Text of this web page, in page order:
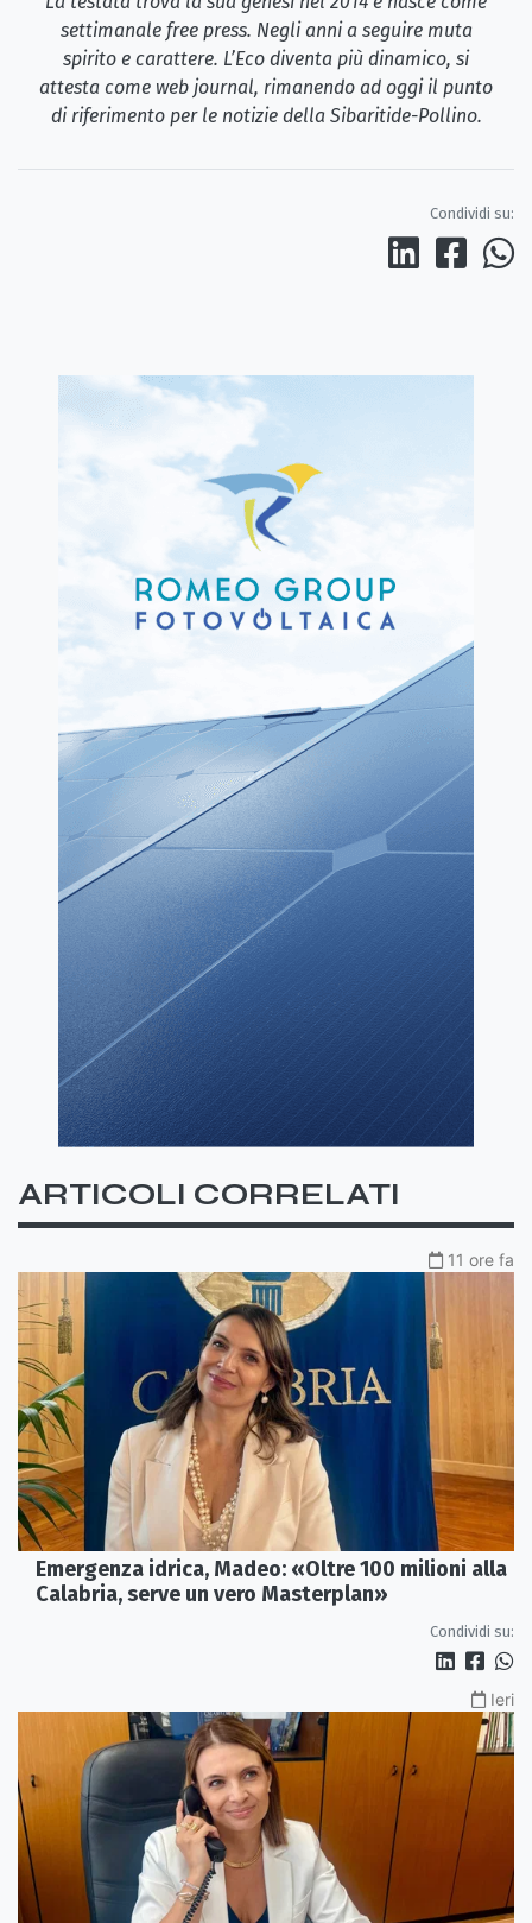
settimanale free press. Negli anni a seguire muta
spirito e carattere. L’Eco diventa più dinamico, si
attesta come web journal, rimanendo ad oggi il punto
di riferimento per le notizie della Sibaritide-Pollino.
Condividi su:
ARTICOLI CORRELATI
11 ore fa
Emergenza idrica, Madeo: «Oltre 100 milioni alla
Calabria, serve un vero Masterplan»
Condividi su:
Ieri